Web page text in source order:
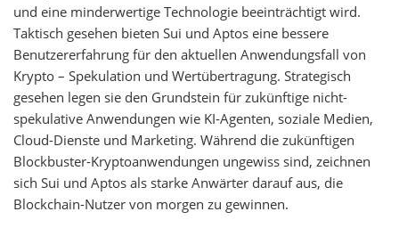
und eine minderwertige Technologie beeinträchtigt wird.
Taktisch gesehen bieten Sui und Aptos eine bessere
Benutzererfahrung für den aktuellen Anwendungsfall von
Krypto – Spekulation und Wertübertragung. Strategisch
gesehen legen sie den Grundstein für zukünftige nicht-
spekulative Anwendungen wie KI-Agenten, soziale Medien,
Cloud-Dienste und Marketing. Während die zukünftigen
Blockbuster-Kryptoanwendungen ungewiss sind, zeichnen
sich Sui und Aptos als starke Anwärter darauf aus, die
Blockchain-Nutzer von morgen zu gewinnen.